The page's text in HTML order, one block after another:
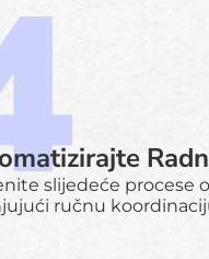
slijedeće procese
ručnu